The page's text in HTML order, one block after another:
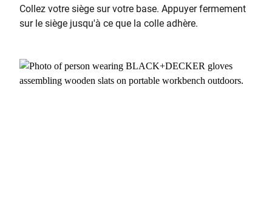
Collez votre siège sur votre base. Appuyer fermement
sur le siège jusqu'à ce que la colle adhère.